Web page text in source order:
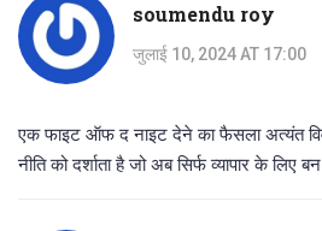
soumendu roy
जुलाई 10, 2024 AT 17:00
एक फाइट ऑफ द नाइट देने का फैसला अत्यंत
नीति को दर्शाता है जो अब सिर्फ व्यापार के लिए